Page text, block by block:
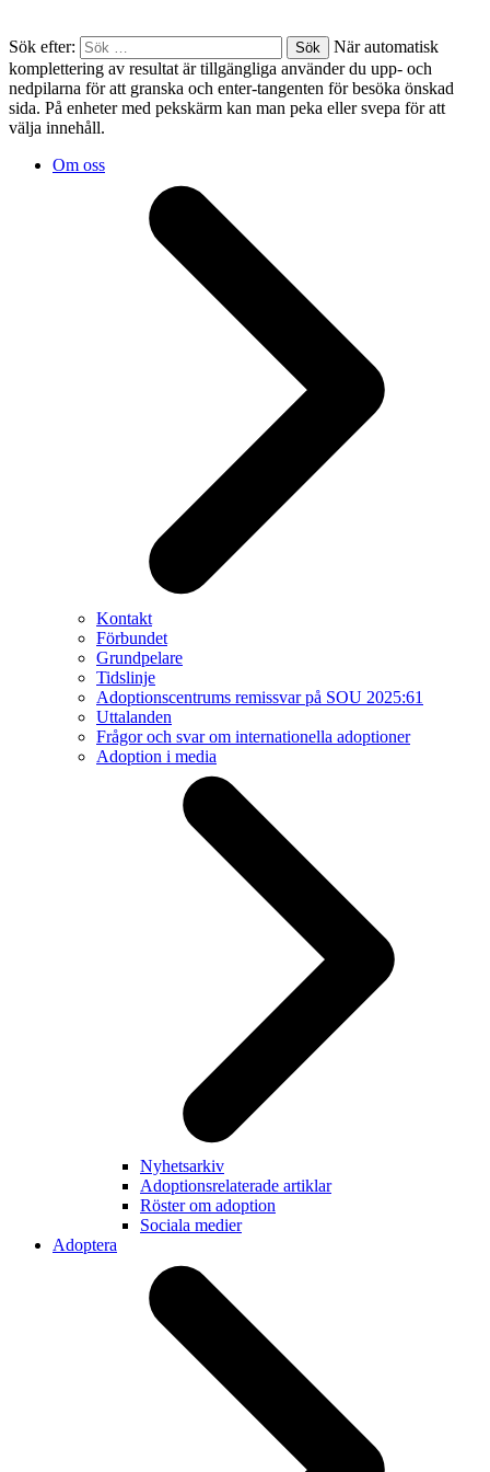
Sök efter:
När automatisk
komplettering av resultat är tillgängliga använder du upp- och
nedpilarna för att granska och enter-tangenten för besöka önskad
sida. På enheter med pekskärm kan man peka eller svepa för att
välja innehåll.
Om oss
Kontakt
Förbundet
Grundpelare
Tidslinje
Adoptionscentrums remissvar på SOU 2025:61
Uttalanden
Frågor och svar om internationella adoptioner
Adoption i media
Nyhetsarkiv
Adoptionsrelaterade artiklar
Röster om adoption
Sociala medier
Adoptera